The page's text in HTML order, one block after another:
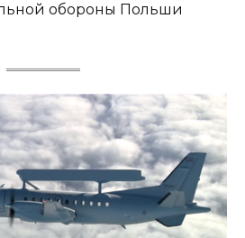
обороны Польши